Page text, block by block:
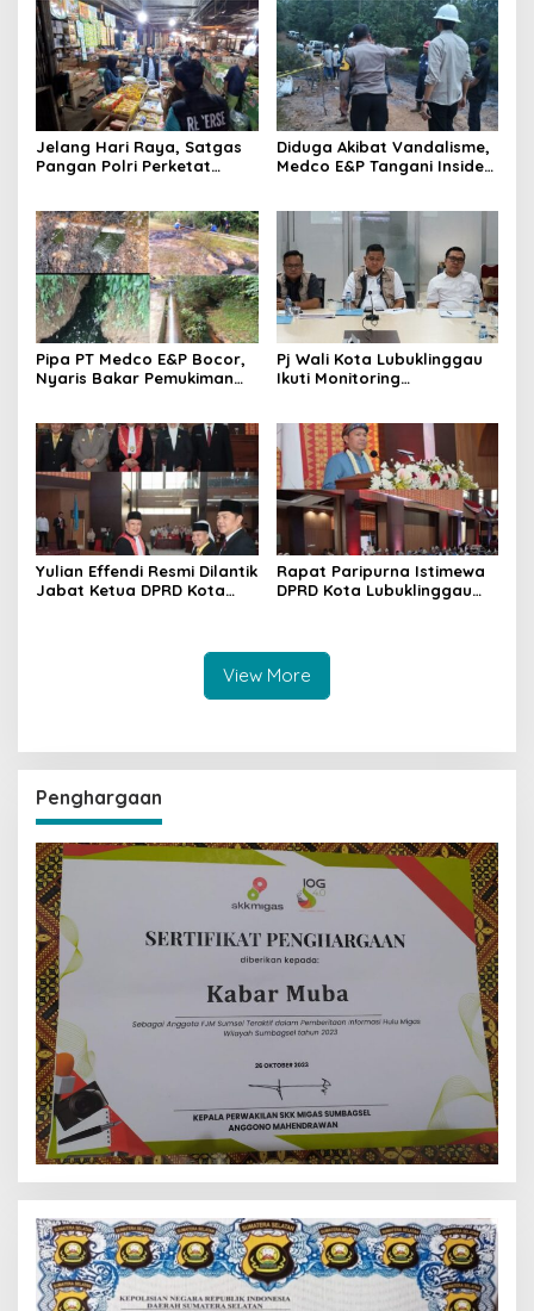
Jelang Hari Raya, Satgas
Pangan Polri Perketat
Lubuk Linggau
Diduga Akibat Vandalisme,
Medco E&P Tangani Insiden
Pipa PT Medco E&P Bocor,
Nyaris Bakar Pemukiman
Pj Wali Kota Lubuklinggau
Ikuti Monitoring
Yulian Effendi Resmi Dilantik
Jabat Ketua DPRD Kota
Rapat Paripurna Istimewa
DPRD Kota Lubuklinggau
Linggau Berprestasi’
View More
Penghargaan